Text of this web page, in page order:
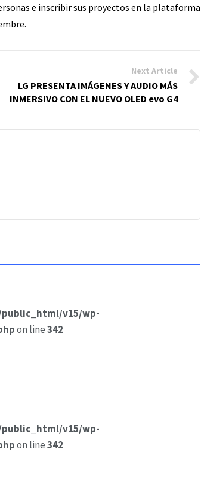
e inscribir sus proyectos en la plataforma
Next Article
LG PRESENTA IMÁGENES Y AUDIO MÁS
INMERSIVO CON EL NUEVO OLED evo G4
v15/wp-
on line342
v15/wp-
on line342